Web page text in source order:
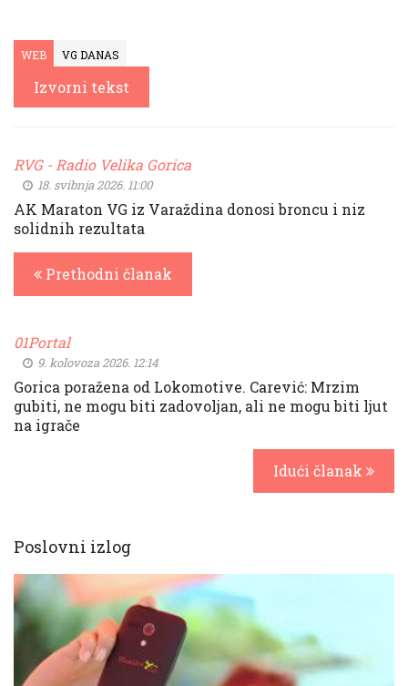
WEB VG DANAS
Izvorni tekst
RVG - Radio Velika Gorica
18. svibnja 2026. 11:00
AK Maraton VG iz Varaždina donosi broncu i niz
solidnih rezultata
Prethodni članak
01Portal
9. kolovoza 2026. 12:14
Gorica poražena od Lokomotive. Carević: Mrzim
gubiti, ne mogu biti zadovoljan, ali ne mogu biti ljut
na igrače
Idući članak
Poslovni izlog